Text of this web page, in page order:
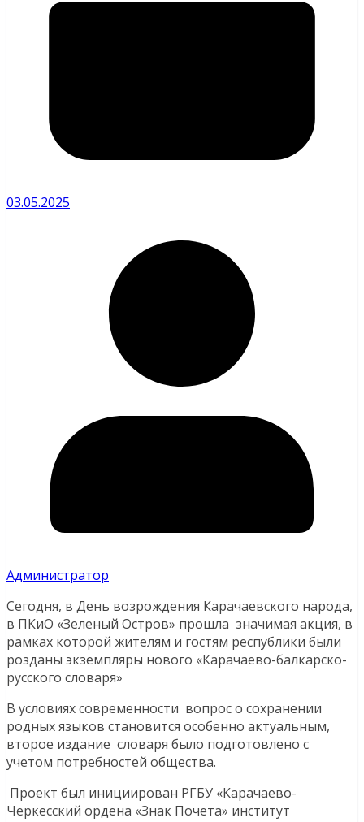
03.05.2025
Администратор
Сегодня, в День возрождения Карачаевского народа,
в ПКиО «Зеленый Остров» прошла значимая акция, в
рамках которой жителям и гостям республики были
розданы экземпляры нового «Карачаево-балкарско-
русского словаря»
В условиях современности вопрос о сохранении
родных языков становится особенно актуальным,
второе издание словаря было подготовлено с
учетом потребностей общества.
Проект был инициирован РГБУ «Карачаево-
Черкесский ордена «Знак Почета» институт